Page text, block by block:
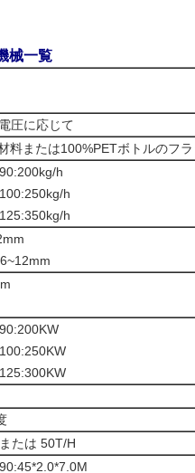
械一覧
圧に応じて
料または100%PETボトルのフ
h
h
h
たは 50T/H